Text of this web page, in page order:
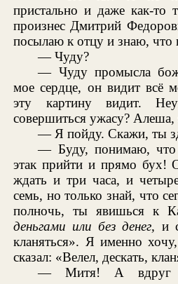
пристально и даже как-то
произнес Дмитрий
посылаю к отцу и знаю,
— Чуду?
— Чуду промысла
мое сердце, он видит всё
эту картину видит.
совершиться ужасу?
— Я пойду. Скажи, ты
— Буду, понимаю, что
этак прийти и прямо бух!
ждать и три часа, и
семь, но только знай, что
полночь, ты явишься к
деньгами или без денег, и
кланяться». Я именно
сказал: «Велел, дескать,
— Митя! А вдруг